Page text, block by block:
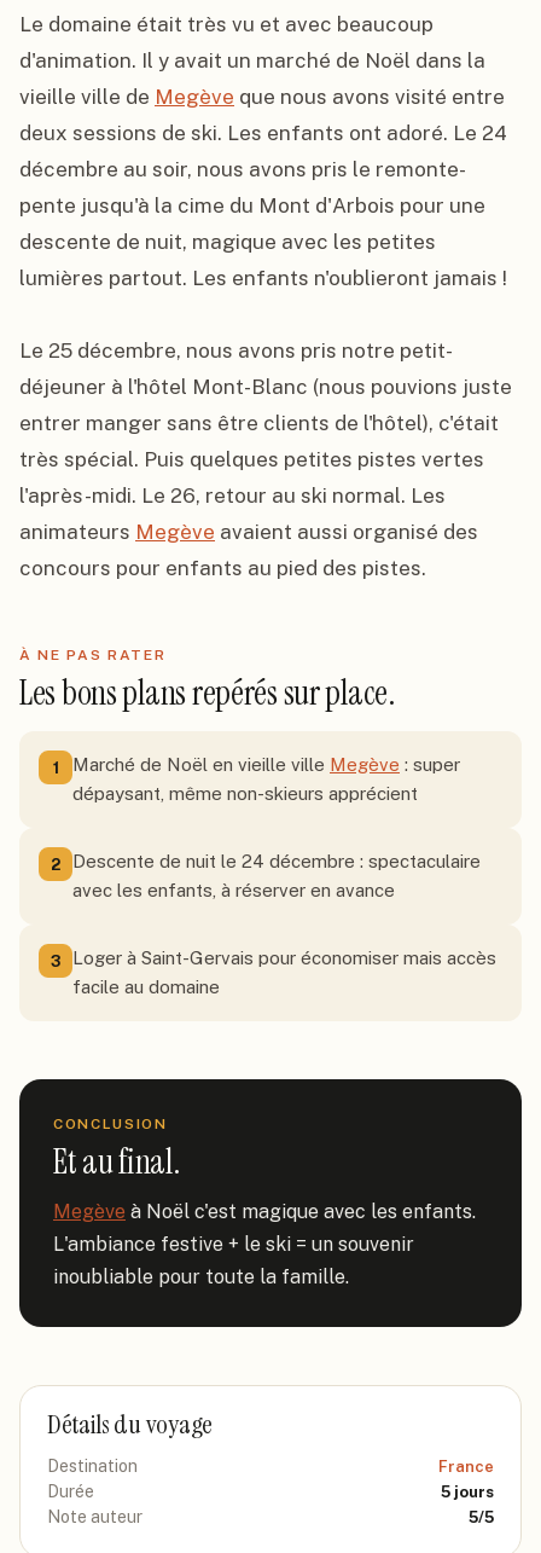
Le domaine était très vu et avec beaucoup
d'animation. Il y avait un marché de Noël dans la
vieille ville de Megève que nous avons visité entre
deux sessions de ski. Les enfants ont adoré. Le 24
décembre au soir, nous avons pris le remonte-
pente jusqu'à la cime du Mont d'Arbois pour une
descente de nuit, magique avec les petites
lumières partout. Les enfants n'oublieront jamais !
Le 25 décembre, nous avons pris notre petit-
déjeuner à l'hôtel Mont-Blanc (nous pouvions juste
entrer manger sans être clients de l'hôtel), c'était
très spécial. Puis quelques petites pistes vertes
l'après-midi. Le 26, retour au ski normal. Les
animateurs Megève avaient aussi organisé des
concours pour enfants au pied des pistes.
À NE PAS RATER
Les bons plans repérés sur place.
1 Marché de Noël en vieille ville Megève : super
dépaysant, même non-skieurs apprécient
2
Descente de nuit le 24 décembre : spectaculaire
avec les enfants, à réserver en avance
3
Loger à Saint-Gervais pour économiser mais accès
facile au domaine
CONCLUSION
Et au final.
Megève à Noël c'est magique avec les enfants.
L'ambiance festive + le ski = un souvenir
inoubliable pour toute la famille.
Détails du voyage
Destination France
Durée 5 jours
Note auteur 5/5